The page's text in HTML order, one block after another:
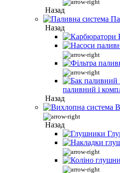
Назад
Назад
паливний і
Назад
Назад